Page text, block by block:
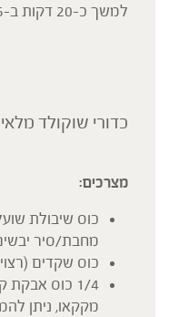
למשך כ-20 דקות ב-175 מעלות.
כדורי שוקולד
מצרכים:
מחבת/סיר
כוס שקדים
1/4 כוס
מקקאו, ניתן